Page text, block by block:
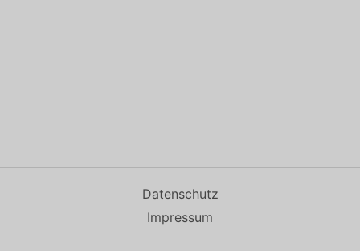
Datenschutz
Impressum